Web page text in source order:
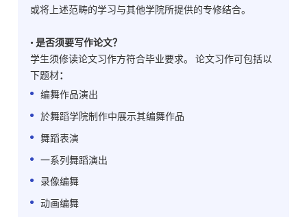
或将上述范畴的学习与其他学院所提供的专修结合。
• 是否须要写作论文？
学生须修读论文习作方符合毕业要求。 论文习作可包括以
下题材：
编舞作品演出
於舞蹈学院制作中展示其编舞作品
舞蹈表演
一系列舞蹈演出
录像编舞
动画编舞